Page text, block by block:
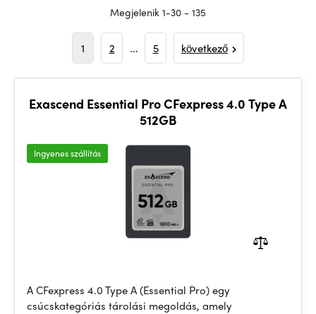
Megjelenik 1-30 - 135
1 2 ... 5 következő
Exascend Essential Pro CFexpress 4.0 Type A
512GB
Ingyenes szállítás
A CFexpress 4.0 Type A (Essential Pro) egy
csúcskategóriás tárolási megoldás, amely